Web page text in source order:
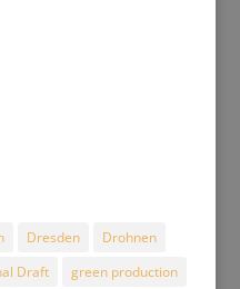
Dresden
Drohnen
Draft
green production